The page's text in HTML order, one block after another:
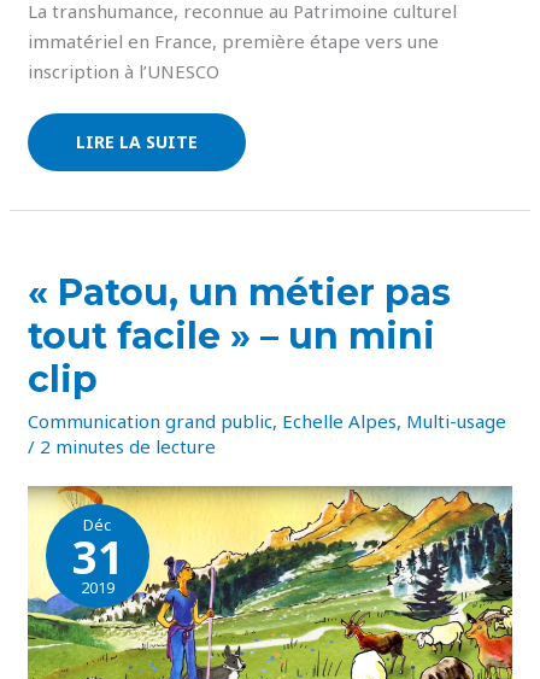
La transhumance, reconnue au Patrimoine culturel
immatériel en France, première étape vers une
inscription à l’UNESCO
LIRE LA SUITE
« Patou, un métier pas
tout facile » – un mini
clip
Communication grand public, Echelle Alpes, Multi-usage
/ 2 minutes de lecture
Déc
31
2019
« PATOU,
UN
MÉTIER
PAS
TOUT
–
UN
MINI
CLIP